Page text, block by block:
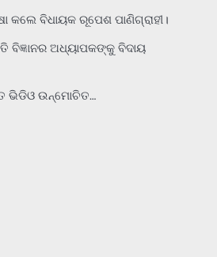
କଲେ ବିଧାୟକ ରୂପେଶ ପାଣିଗ୍ରାହୀ।
ବିଜ୍ଞାନର ଅଧ୍ୟାପକଙ୍କୁ ବିଦାୟ
ଭିଡିଓ ଉନ୍ମୋଚିତ…